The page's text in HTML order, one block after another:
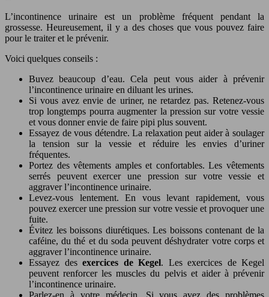
L’incontinence urinaire est un problème fréquent pendant la
grossesse. Heureusement, il y a des choses que vous pouvez faire
pour le traiter et le prévenir.
Voici quelques conseils :
Buvez beaucoup d’eau. Cela peut vous aider à prévenir
l’incontinence urinaire en diluant les urines.
Si vous avez envie de uriner, ne retardez pas. Retenez-vous
trop longtemps pourra augmenter la pression sur votre vessie
et vous donner envie de faire pipi plus souvent.
Essayez de vous détendre. La relaxation peut aider à soulager
la tension sur la vessie et réduire les envies d’uriner
fréquentes.
Portez des vêtements amples et confortables. Les vêtements
serrés peuvent exercer une pression sur votre vessie et
aggraver l’incontinence urinaire.
Levez-vous lentement. En vous levant rapidement, vous
pouvez exercer une pression sur votre vessie et provoquer une
fuite.
Évitez les boissons diurétiques. Les boissons contenant de la
caféine, du thé et du soda peuvent déshydrater votre corps et
aggraver l’incontinence urinaire.
Essayez des exercices de Kegel. Les exercices de Kegel
peuvent renforcer les muscles du pelvis et aider à prévenir
l’incontinence urinaire.